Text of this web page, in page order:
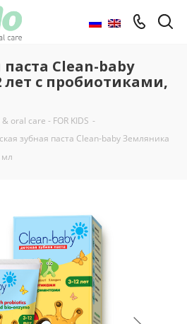
Clean-baby
лет с пробиотиками,
oral care - FOR KIDS -
зубная паста Clean-baby Земляника
мл